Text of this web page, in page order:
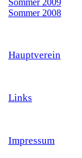
Sommer 2009
Sommer 2008
Hauptverein
Links
Impressum